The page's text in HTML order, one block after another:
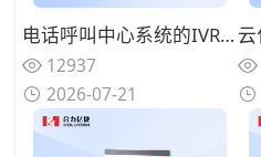
电话呼叫中心系统的IVR设计有哪些技巧？告别迷宫式菜单的用户友好设计
12937
2026-07-21